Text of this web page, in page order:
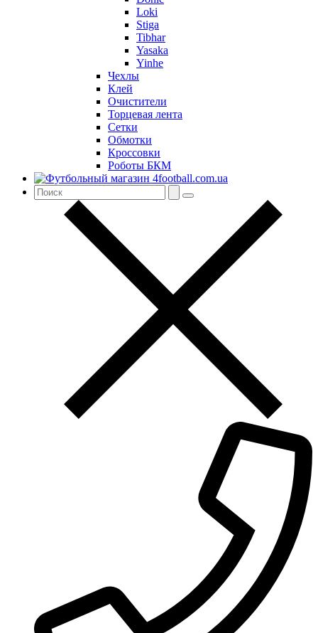
Loki
Stiga
Tibhar
Yasaka
Yinhe
Чехлы
Клей
Очистители
Торцевая лента
Сетки
Обмотки
Кроссовки
Роботы БКМ